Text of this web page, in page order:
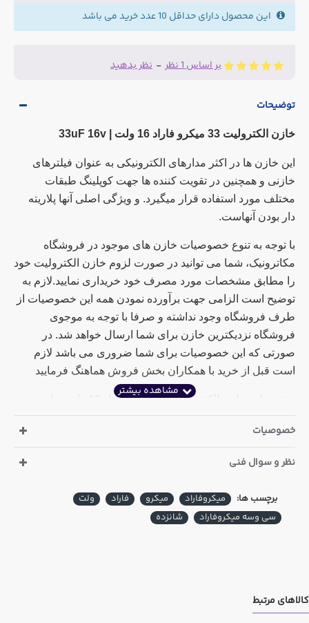
بر اساس 1 نظر - نظر بدهید
این محصول دارای حداقل 10 عدد خرید می باشد
توضیحات
خازن الکترولیت 33 میکرو فاراد 16 ولت |
این خازن ها در اکثر مدارهای الکترونیکی به عنوان فیلترهای
خازنی و همچنین در تقویت کننده ها جهت کوپلینگ طبقات
مختلف مورد استفاده قرار میگیرد. و ویژگی اصلی آنها پلاریته
دار بودن آنهاست.
با توجه به تنوع خصوصیات خازن های موجود در فروشگاه
مکاترونیک، شما می توانید در صورت لزوم خازن الکترولیت خود
را مطابق مشخصات مورد مصرف خود خریداری نمایید.لازم به
توضیح است الزامی جهت برآورده نمودن همه این خصوصیات از
طرف فروشگاه وجود نداشته و صرفا با توجه به موجوی
فروشگاه نزدیکترین خازن برای شما ارسال خواهد شد. در
صورتی که این خصوصیات برای شما ضروری می باشد لازم
است قبل از خرید با همکاران بخش فروش هماهنگ فرمایید
دما : 105 درجه سانتی گراد
در صورتی که در جستجوی رنج دیگری از این خازن می باشید
خصوصیات
نظر و سوال فنی
برچسب ها: میکروفاراد میکرو فاراد
ولت
سی وسه میکروفاراد
شانزده
کالاهای مرتبط